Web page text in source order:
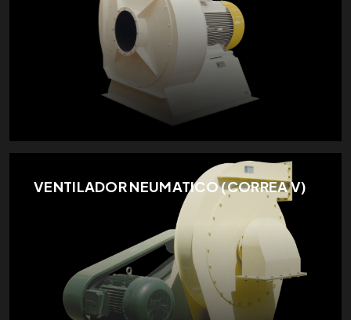
VENTILADOR NEUMATICO (CORREA V)